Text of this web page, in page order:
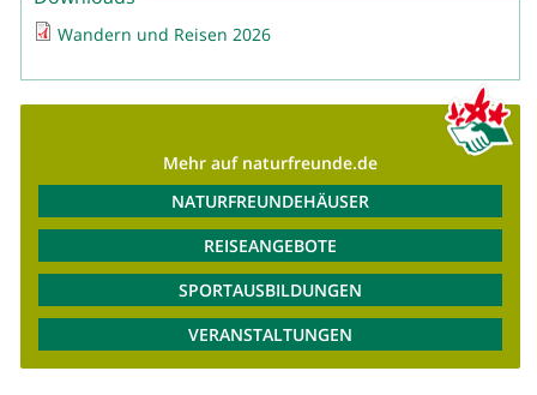
Wandern und Reisen 2026
Mehr auf naturfreunde.de
NATURFREUNDEHÄUSER
REISEANGEBOTE
SPORTAUSBILDUNGEN
VERANSTALTUNGEN